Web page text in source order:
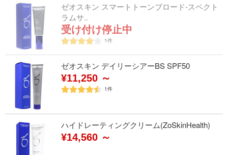
ゼオスキン スマートトーンブロード-スペクト
ラムサ..
受け付け停止中
1件
ゼオスキン デイリーシアーBS SPF50
¥11,250 ～
1件
ハイドレーティングクリーム(ZoSkinHealth)
¥14,560 ～